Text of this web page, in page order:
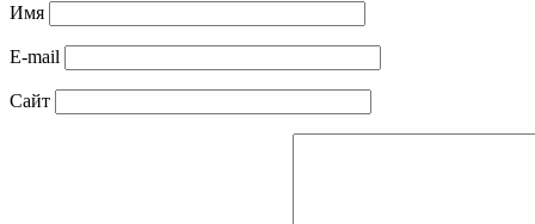
Имя
E-mail
Сайт